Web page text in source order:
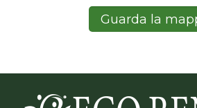
Guarda la